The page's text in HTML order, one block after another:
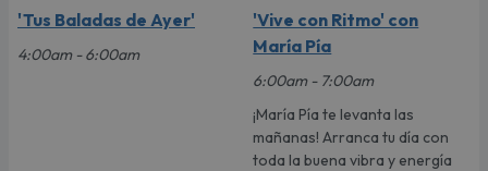
'Tus Baladas de Ayer'
4:00am - 6:00am
'Vive con Ritmo' con
María Pía
6:00am - 7:00am
¡María Pía te levanta las
mañanas! Arranca tu día con
toda la buena vibra y energía